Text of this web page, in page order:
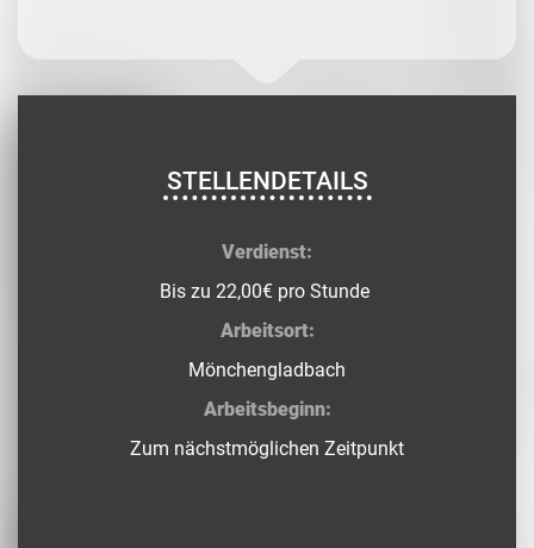
STELLENDETAILS
Verdienst:
Bis zu 22,00€ pro Stunde
Arbeitsort:
Mönchengladbach
Arbeitsbeginn:
Zum nächstmöglichen Zeitpunkt